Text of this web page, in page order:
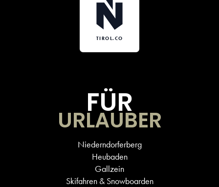
TIROL.CO
FÜR
URLAUBER
Niederndorferberg
Heubaden
Gallzein
Skifahren & Snowboarden